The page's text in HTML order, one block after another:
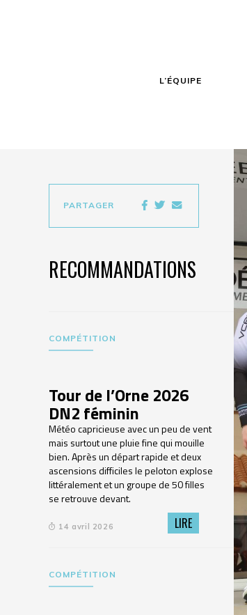
L’ÉQUIPE
PARTAGER
RECOMMANDATIONS
COMPÉTITION
Tour de l’Orne 2026
DN2 féminin
Météo capricieuse avec un peu de vent
mais surtout une pluie fine qui mouille
bien. Après un départ rapide et deux
ascensions difficiles le peloton explose
littéralement et un groupe de 50 filles
se retrouve devant.
14 avril 2026 LIRE
COMPÉTITION